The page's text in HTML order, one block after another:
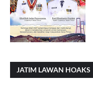
JATIM LAWAN HOAKS